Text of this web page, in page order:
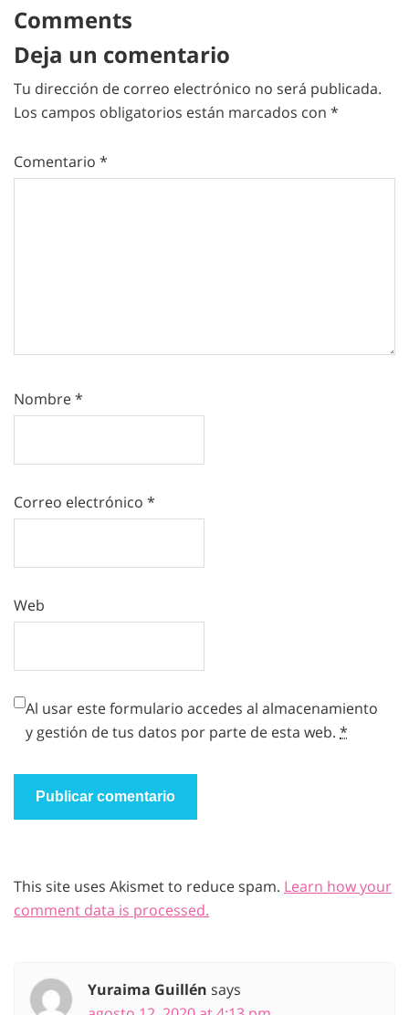
Comments
Deja un comentario
Tu dirección de correo electrónico no será publicada.
Los campos obligatorios están marcados con *
Comentario *
Nombre*
Correo electrónico *
Web
Al usar este formulario accedes al almacenamiento
y gestión de tus datos por parte de esta web. *
This site uses Akismet to reduce spam. Learn how your
comment data is processed.
Yuraima Guillén says